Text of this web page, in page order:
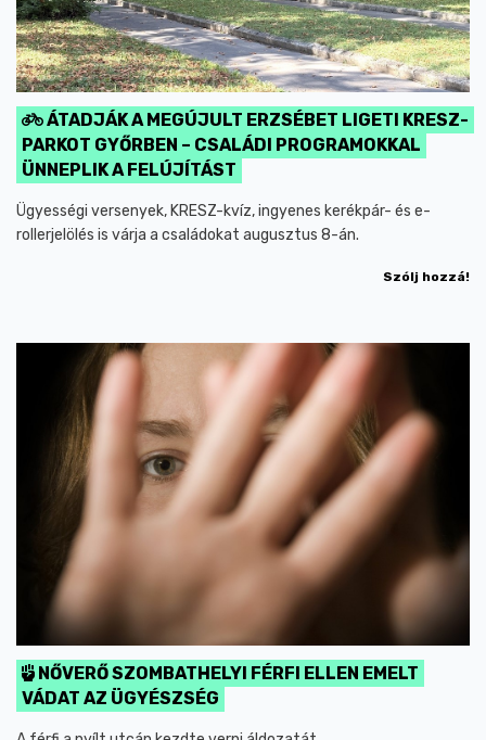
ÁTADJÁK A MEGÚJULT ERZSÉBET LIGETI KRESZ-
PARKOT GYŐRBEN – CSALÁDI PROGRAMOKKAL
ÜNNEPLIK A FELÚJÍTÁST
Ügyességi versenyek, KRESZ-kvíz, ingyenes kerékpár- és e-
rollerjelölés is várja a családokat augusztus 8-án.
Szólj hozzá!
NŐVERŐ SZOMBATHELYI FÉRFI ELLEN EMELT
VÁDAT AZ ÜGYÉSZSÉG